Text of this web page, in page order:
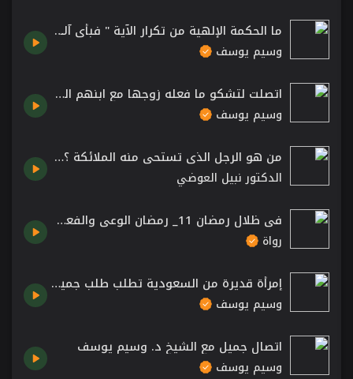
ما الحكمة الإلهية من تكرار الآية " فبأي آلاء ربكما تكذبان؟" في سورة الرحمن؟ الشيخ د. وسيم يوسف
وسيم يوسف
اتصلت لتشكو ما فعله زوجها مع ابنهم المراهق! 😳 الشيخ د. وسيم يوسف
وسيم يوسف
من هو الرجل الذي تستحي منه الملائكة ؟ | نبيل العوضي
الدكتور نبيل العوضي
في ظلال رمضان 11_ رمضان الوعي والفعل والمسؤولية.
رواة
إمرأة قديرة من السعودية تطلب طلب جميل جداً من الشيخ د. وسيم يوسف
وسيم يوسف
اتصال جميل مع الشيخ د. وسيم يوسف
وسيم يوسف